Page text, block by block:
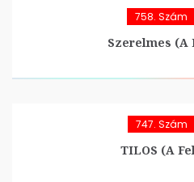
758. Szám
Szerelmes (A
747. Szám
TILOS (A